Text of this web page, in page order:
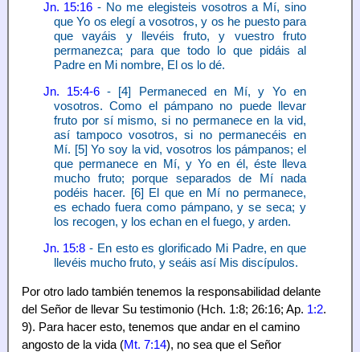
Jn. 15:16 - No me elegisteis vosotros a Mí, sino
que Yo os elegí a vosotros, y os he puesto para
que vayáis y llevéis fruto, y vuestro fruto
permanezca; para que todo lo que pidáis al
Padre en Mi nombre, El os lo dé.
Jn. 15:4-6- [4] Permaneced en Mí, y Yo en
vosotros. Como el pámpano no puede llevar
fruto por sí mismo, si no permanece en la vid,
así tampoco vosotros, si no permanecéis en
Mí. [5] Yo soy la vid, vosotros los pámpanos; el
que permanece en Mí, y Yo en él, éste lleva
mucho fruto; porque separados de Mí nada
podéis hacer. [6] El que en Mí no permanece,
es echado fuera como pámpano, y se seca; y
los recogen, y los echan en el fuego, y arden.
Jn. 15:8 - En esto es glorificado Mi Padre, en que
llevéis mucho fruto, y seáis así Mis discípulos.
Por otro lado también tenemos la responsabilidad delante
del Señor de llevar Su testimonio (Hch. 1:8; 26:16; Ap. 1:2.
9). Para hacer esto, tenemos que andar en el camino
angosto de la vida (Mt. 7:14), no sea que el Señor